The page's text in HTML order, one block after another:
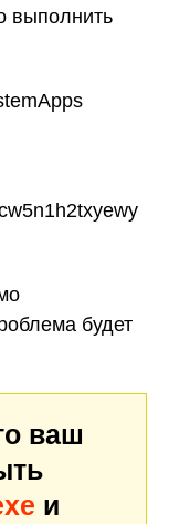
выполнить
будет
ваш
и